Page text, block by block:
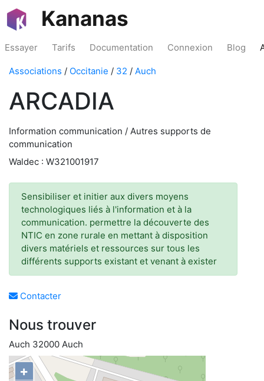
Kananas
Essayer Tarifs Documentation Connexion Blog
Associations / Occitanie / 32 / Auch
ARCADIA
Information communication / Autres supports de
communication
Waldec : W321001917
Sensibiliser et initier aux divers moyens
technologiques liés à l'information et à la
communication. permettre la découverte des
NTIC en zone rurale en mettant à disposition
divers matériels et ressources sur tous les
différents supports existant et venant à exister
Contacter
Nous trouver
Auch 32000 Auch
+